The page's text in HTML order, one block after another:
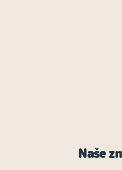
Naše